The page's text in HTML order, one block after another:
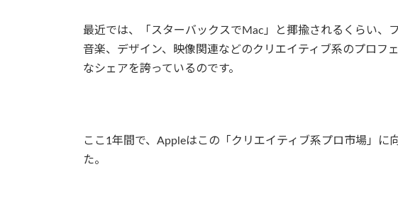
最近では、「スターバックスでMac」と揶揄されるくらい、
音楽、デザイン、映像関連などのクリエイティブ系のプロフ
なシェアを誇っているのです。
ここ1年間で、Appleはこの「クリエイティブ系プロ市場」に
た。